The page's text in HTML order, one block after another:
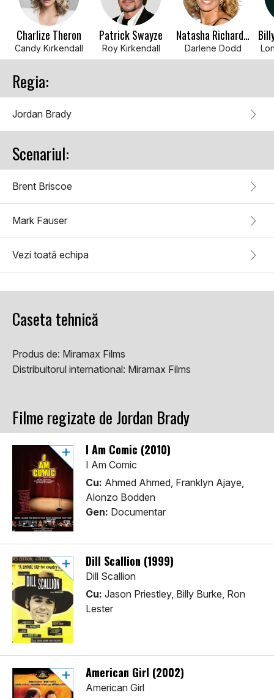
Charlize Theron
Candy Kirkendall
Patrick Swayze
Roy Kirkendall
Natasha Richardson
Darlene Dodd
Regia:
Jordan Brady
Scenariul:
Brent Briscoe
Mark Fauser
Vezi toată echipa
Caseta tehnică
Produs de: Miramax Films
Distribuitorul international: Miramax Films
Filme regizate de Jordan Brady
I Am Comic (2010)
I Am Comic
Cu: Ahmed Ahmed, Franklyn Ajaye,
Alonzo Bodden
Gen: Documentar
Dill Scallion (1999)
Dill Scallion
Cu: Jason Priestley, Billy Burke, Ron
Lester
American Girl (2002)
American Girl